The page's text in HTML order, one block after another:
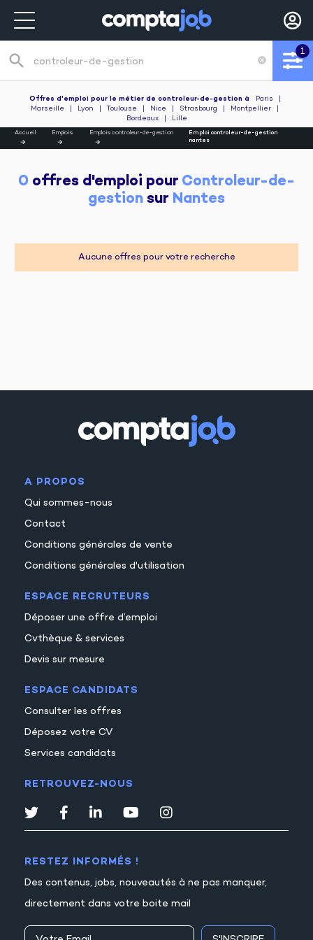
Recherche de poste
search cancel
1
Offres d'emploi pour le métier de controleur-de-gestion à Paris
Marseille
Lyon Toulouse Nice Strasbourg Montpellier
Bordeaux
Lille
Accueil Emplois Emplois controleur-de-gestion
Emploi controleur-de-gestion
nantes
0 offres d'emploi pour Controleur-de-
gestion sur Nantes
Aucune offres pour votre recherche
A PROPOS
Qui sommes-nous
Contact
Conditions générales de vente
Conditions générales d'utilisation
ESPACE RECRUTEURS
Déposer une offre d’emploi
Cvthèque & services
Devis sur mesure
ESPACE CANDIDATS
Consulter les offres
Déposez votre CV
Services candidats
RETROUVEZ-NOUS
RESTEZ INFORMÉS !
Des contenus, jobs, nouveautés à ne pas manquer,
directement dans votre boite mail